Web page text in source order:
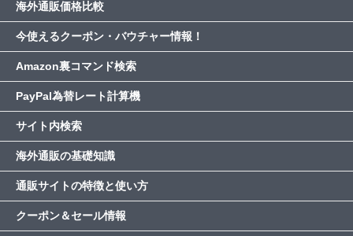
海外通販価格比較
今使えるクーポン・バウチャー情報！
Amazon裏コマンド検索
PayPal為替レート計算機
サイト内検索
海外通販の基礎知識
通販サイトの特徴と使い方
クーポン＆セール情報